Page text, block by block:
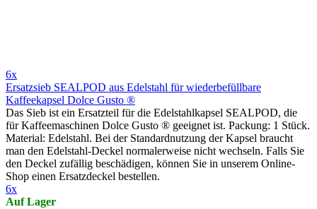
6x
Ersatzsieb SEALPOD aus Edelstahl für wiederbefüllbare
Kaffeekapsel Dolce Gusto ®
Das Sieb ist ein Ersatzteil für die Edelstahlkapsel SEALPOD, die
für Kaffeemaschinen Dolce Gusto ® geeignet ist. Packung: 1 Stück.
Material: Edelstahl. Bei der Standardnutzung der Kapsel braucht
man den Edelstahl-Deckel normalerweise nicht wechseln. Falls Sie
den Deckel zufällig beschädigen, können Sie in unserem Online-
Shop einen Ersatzdeckel bestellen.
6x
Auf Lager